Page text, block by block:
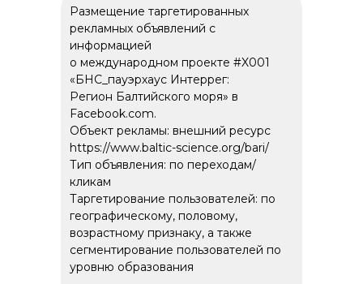
Размещение таргетированных
рекламных объявлений с
информацией
о международном проекте #X001
«БНС_пауэрхаус Интеррег:
Регион Балтийского моря» в
Facebook.com.
Объект рекламы: внешний ресурс
https://www.baltic-science.org/bari/
Тип объявления: по переходам/
кликам
Таргетирование пользователей: по
географическому, половому,
возрастному признаку, а также
сегментирование пользователей по
уровню образования